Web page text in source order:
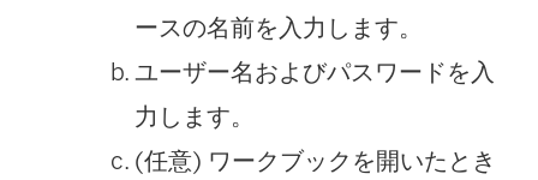
ースの名前を入力します。
ユーザー名およびパスワードを入
力します。
(任意) ワークブックを開いたとき